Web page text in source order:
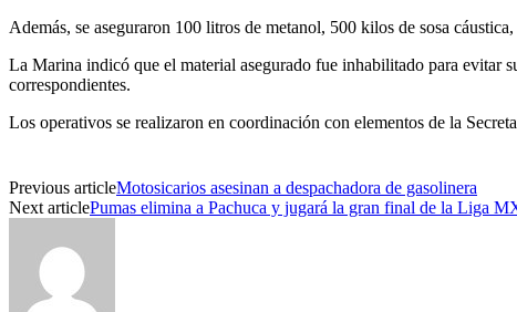
Además, se aseguraron 100 litros de metanol, 500 kilos de sosa
La Marina indicó que el material asegurado fue inhabilitado para evitar
correspondientes.
Los operativos se realizaron en coordinación con elementos de la
Previous articleMotosicarios asesinan a despachadora de gasolinera
Next articlePumas elimina a Pachuca y jugará la gran final de la Liga